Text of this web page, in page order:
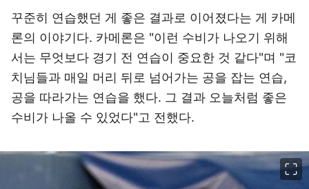
꾸준히 연습했던 게 좋은 결과로 이어졌다는 게 카메
론의 이야기다. 카메론은 "이런 수비가 나오기 위해
서는 무엇보다 경기 전 연습이 중요한 것 같다"며 "코
치님들과 매일 머리 뒤로 넘어가는 공을 잡는 연습,
공을 따라가는 연습을 했다. 그 결과 오늘처럼 좋은
수비가 나올 수 있었다"고 전했다.